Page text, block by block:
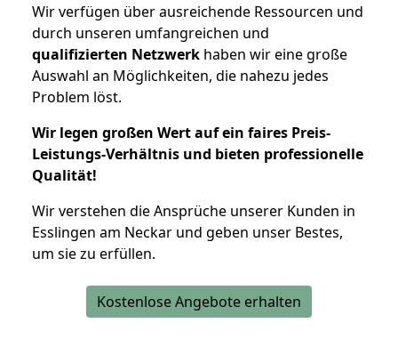
Wir verfügen über ausreichende Ressourcen und
durch unseren umfangreichen und
qualifizierten Netzwerk haben wir eine große
Auswahl an Möglichkeiten, die nahezu jedes
Problem löst.
Wir legen großen Wert auf ein faires Preis-
Leistungs-Verhältnis und bieten professionelle
Qualität!
Wir verstehen die Ansprüche unserer Kunden in
Esslingen am Neckar und geben unser Bestes,
um sie zu erfüllen.
Kostenlose Angebote erhalten